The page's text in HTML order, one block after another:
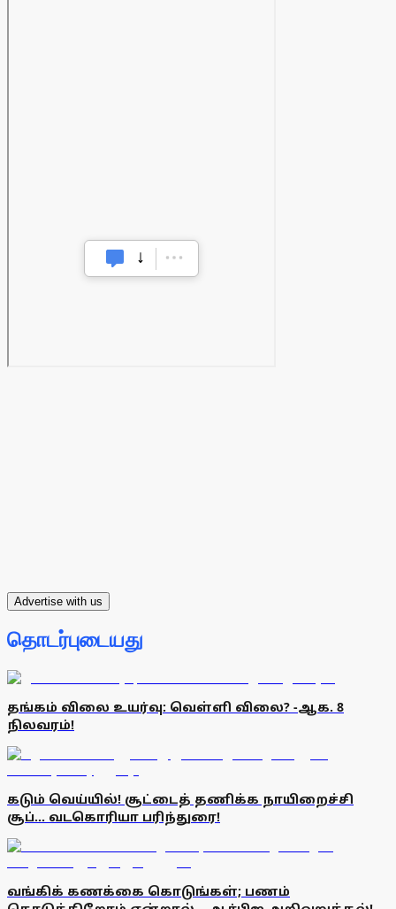
Advertise with us
தொடர்புடையது
தங்கம் விலை உயர்வு: வெள்ளி விலை? -ஆக. 8
நிலவரம்!
கடும் வெய்யில்! சூட்டைத் தணிக்க நாயிறைச்சி
சூப்... வடகொரியா பரிந்துரை!
வங்கிக் கணக்கை கொடுங்கள்; பணம்